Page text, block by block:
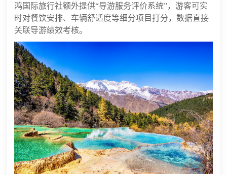
鸿国际旅行社额外提供“导游服务评价系统”，游客可实
时对餐饮安排、车辆舒适度等细分项目打分，数据直接
关联导游绩效考核。